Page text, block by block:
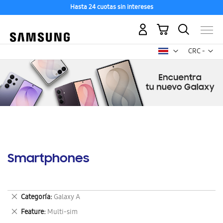
Hasta 24 cuotas sin intereses
CRC -
colón
Mi carrito
Smartphones
Categoría Galaxy A
Eliminar
este
artículo
Feature Multi-sim
Eliminar